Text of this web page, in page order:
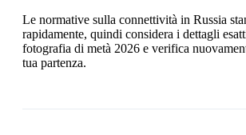
Le normative sulla connettività in Russia
rapidamente, quindi considera i dettagli
fotografia di metà 2026 e verifica
tua partenza.